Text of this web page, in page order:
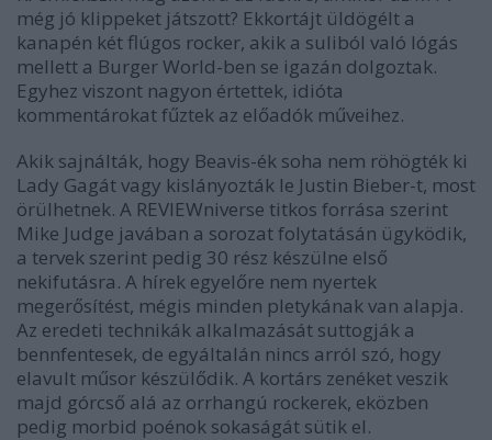
még jó klippeket játszott? Ekkortájt üldögélt a
kanapén két flúgos rocker, akik a suliból való lógás
mellett a Burger World-ben se igazán dolgoztak.
Egyhez viszont nagyon értettek, idióta
kommentárokat fűztek az előadók műveihez.
Akik sajnálták, hogy Beavis-ék soha nem röhögték ki
Lady Gagát vagy kislányozták le Justin Bieber-t, most
örülhetnek. A REVIEWniverse titkos forrása szerint
Mike Judge javában a sorozat folytatásán ügyködik,
a tervek szerint pedig 30 rész készülne első
nekifutásra. A hírek egyelőre nem nyertek
megerősítést, mégis minden pletykának van alapja.
Az eredeti technikák alkalmazását suttogják a
bennfentesek, de egyáltalán nincs arról szó, hogy
elavult műsor készülődik. A kortárs zenéket veszik
majd górcső alá az orrhangú rockerek, eközben
pedig morbid poénok sokaságát sütik el.